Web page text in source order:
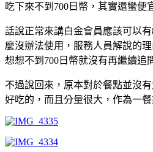
吃下來不到700日幣，其實還蠻便
話說正常來講白金會員應該可以
麼沒辦法使用，服務人員解說的
想想不到700日幣就沒有再繼續追
不過說回來，原本對於餐點並沒
好吃的，而且分量很大，作為一餐